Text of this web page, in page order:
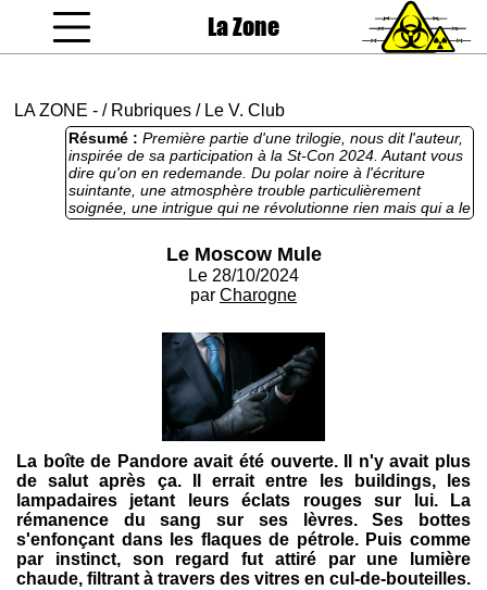
La Zone
LA ZONE - / Rubriques / Le V. Club
Résumé : Première partie d'une trilogie, nous dit l'auteur,
inspirée de sa participation à la St-Con 2024. Autant vous
dire qu'on en redemande. Du polar noire à l'écriture
suintante, une atmosphère trouble particulièrement
soignée, une intrigue qui ne révolutionne rien mais qui a le
mérite de camper des personnages forts. On y suit Andréi,
toujours plus loin dans le crime. A lire en se léchant les
Le Moscow Mule
Le 28/10/2024
par Charogne
La boîte de Pandore avait été ouverte. Il n'y avait plus
de salut après ça. Il errait entre les buildings, les
lampadaires jetant leurs éclats rouges sur lui. La
rémanence du sang sur ses lèvres. Ses bottes
s'enfonçant dans les flaques de pétrole. Puis comme
par instinct, son regard fut attiré par une lumière
chaude, filtrant à travers des vitres en cul-de-bouteilles.